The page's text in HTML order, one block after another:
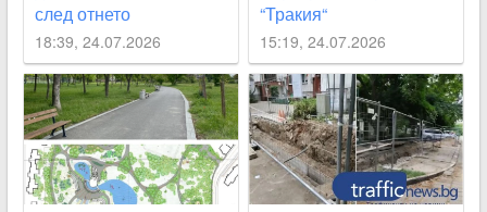
след отнето
предимство
18:39, 24.07.2026
“Тракия“
15:19, 24.07.2026